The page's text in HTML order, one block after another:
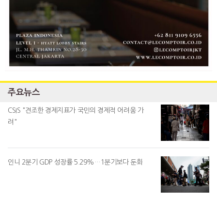
주요뉴스
CSIS "견조한 경제지표가 국민의 경제적 어려움 가
려"
인니 2분기 GDP 성장률 5.29%…1분기보다 둔화